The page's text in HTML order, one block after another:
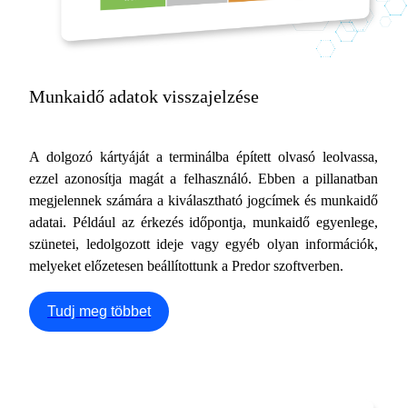
Munkaidő adatok visszajelzése
A dolgozó kártyáját a terminálba épített olvasó leolvassa,
ezzel azonosítja magát a felhasználó. Ebben a pillanatban
megjelennek számára a kiválasztható jogcímek és munkaidő
adatai. Például az érkezés időpontja, munkaidő egyenlege,
szünetei, ledolgozott ideje vagy egyéb olyan információk,
melyeket előzetesen beállítottunk a Predor szoftverben.
Tudj meg többet